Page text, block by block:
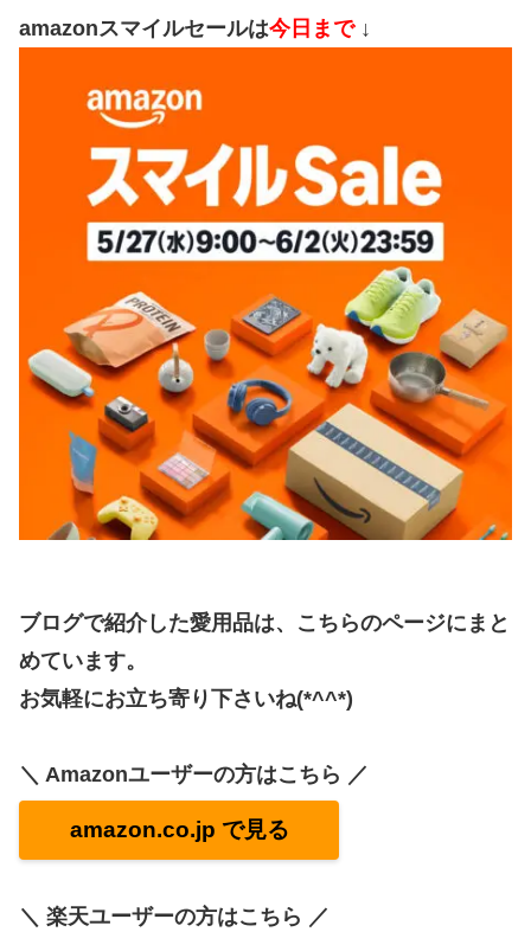
amazonスマイルセールは今日まで↓
ブログで紹介した愛用品は、こちらのページにまと
めています。
お気軽にお立ち寄り下さいね(*^^*)
＼ Amazonユーザーの方はこちら ／
amazon.co.jp で見る
＼ 楽天ユーザーの方はこちら ／